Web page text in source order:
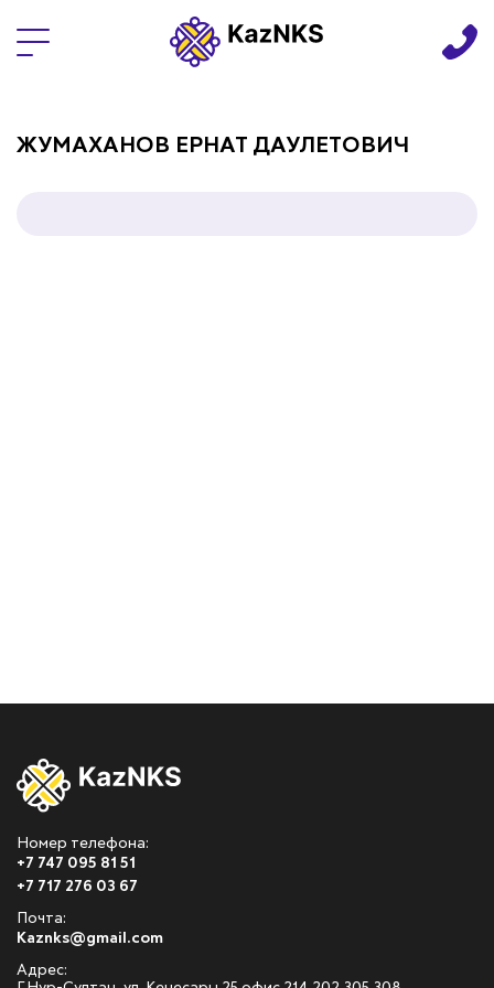
ЖУМАХАНОВ ЕРНАТ ДАУЛЕТОВИЧ
Номер телефона:
+7 747 095 81 51
+7 717 276 03 67
Почта:
Kaznks@gmail.com
Адрес: